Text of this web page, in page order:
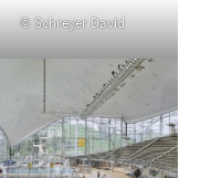
© Schreyer David